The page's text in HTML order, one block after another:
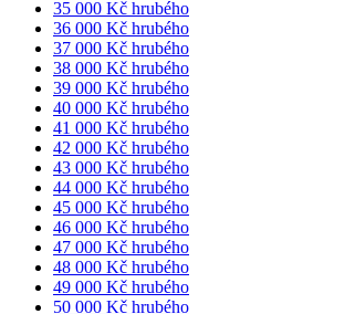
35 000 Kč hrubého
36 000 Kč hrubého
37 000 Kč hrubého
38 000 Kč hrubého
39 000 Kč hrubého
40 000 Kč hrubého
41 000 Kč hrubého
42 000 Kč hrubého
43 000 Kč hrubého
44 000 Kč hrubého
45 000 Kč hrubého
46 000 Kč hrubého
47 000 Kč hrubého
48 000 Kč hrubého
49 000 Kč hrubého
50 000 Kč hrubého